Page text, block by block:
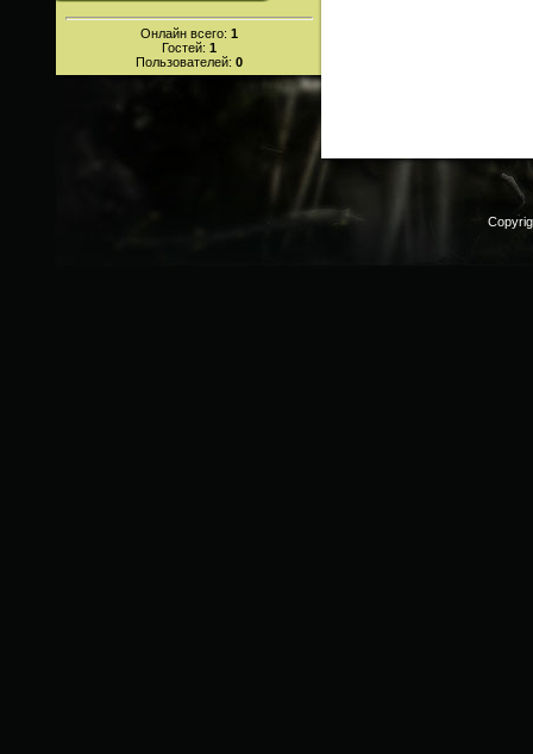
Онлайн всего: 1
Гостей: 1
Пользователей: 0